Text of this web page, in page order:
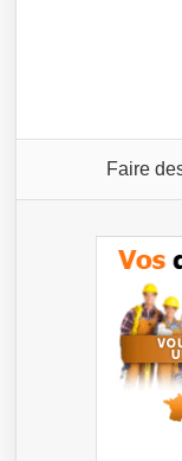
Faire